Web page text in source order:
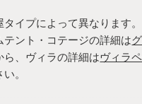
タイプによって異なります。
テント・コテージの詳細は
ら、ヴィラの詳細はヴィラ
い。